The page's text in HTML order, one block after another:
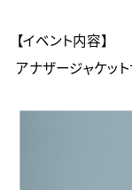
【イベント内容】
アナザージャケッ